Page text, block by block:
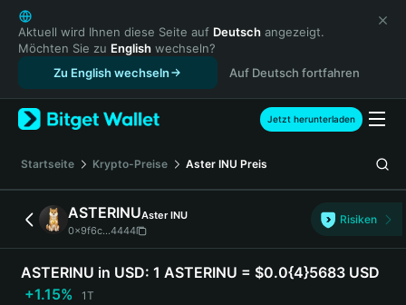
English
日本語
Tiếng Việt
Русский
Español (Latinoamérica)
Türkçe
Français
Deutsch
简体中文
繁體中文
Português (Portugal)
Bahasa Indonesia
ภาษาไทย
Aktuell wird Ihnen diese Seite auf Deutsch angezeigt.
Möchten Sie zu English wechseln?
Zu English wechseln
Auf Deutsch fortfahren
Jetzt herunterladen
Startseite Krypto-Preise Aster INU Preis
ASTERINUAster INU
0x9f6c...4444
Risiken
ASTERINU in USD: 1 ASTERINU = $0.0{4}5683 USD
+1.15%
1T